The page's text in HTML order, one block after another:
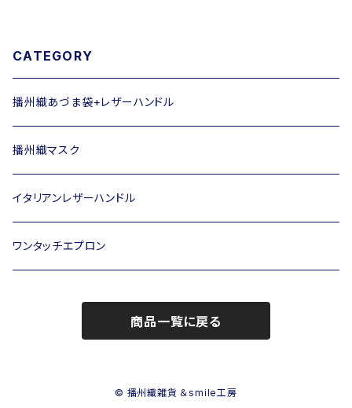
CATEGORY
播州織あづま袋+レザーハンドル
播州織マスク
イタリアンレザーハンドル
ワンタッチエプロン
商品一覧に戻る
© 播州織雑貨 ＆smile工房